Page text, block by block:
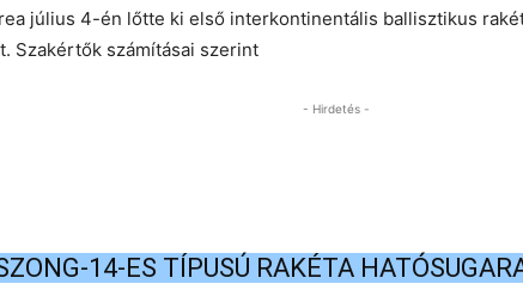
július 4-én lőtte ki első interkontinentális ballisztikus
Szakértők számításai szerint
- Hirdetés -
14-ES TÍPUSÚ RAKÉTA